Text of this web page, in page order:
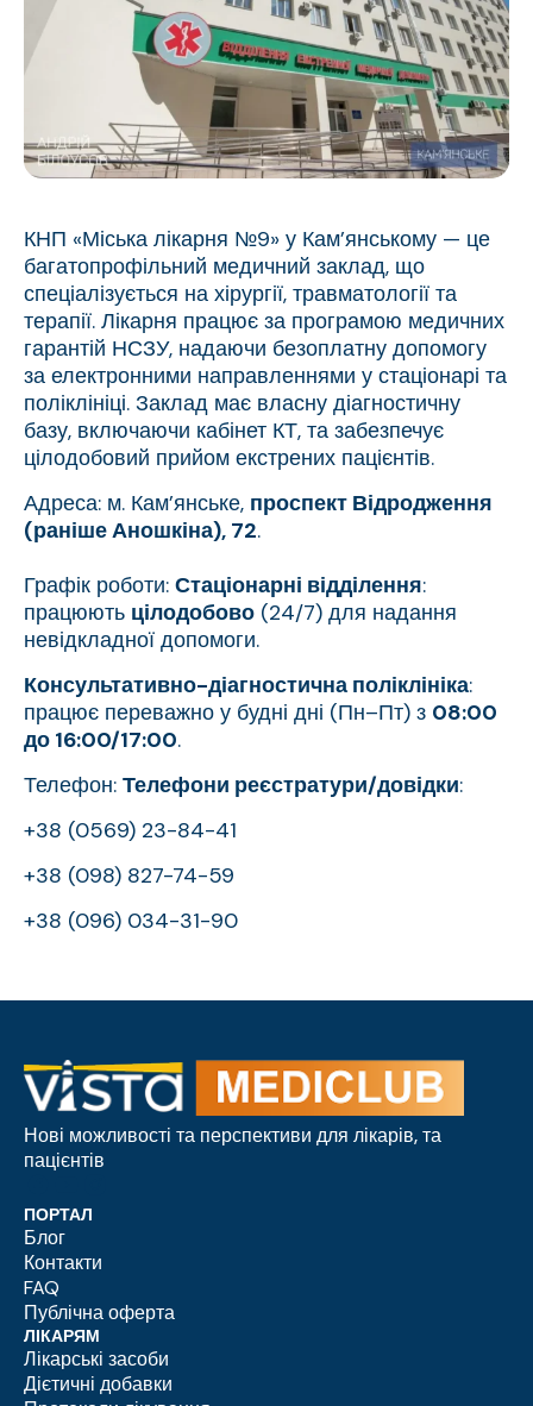
КНП «Міська лікарня №9» у Кам’янському — це
багатопрофільний медичний заклад, що
спеціалізується на хірургії, травматології та
терапії. Лікарня працює за програмою медичних
гарантій НСЗУ, надаючи безоплатну допомогу
за електронними направленнями у стаціонарі та
поліклініці. Заклад має власну діагностичну
базу, включаючи кабінет КТ, та забезпечує
цілодобовий прийом екстрених пацієнтів.
Адреса: м. Кам’янське, проспект Відродження
(раніше Аношкіна), 72.
Графік роботи: Стаціонарні відділення:
працюють цілодобово (24/7) для надання
невідкладної допомоги.
Консультативно-діагностична поліклініка:
працює переважно у будні дні (Пн–Пт) з 08:00
до 16:00/17:00.
Телефон: Телефони реєстратури/довідки:
+38 (0569) 23-84-41
+38 (098) 827-74-59
+38 (096) 034-31-90
Нові можливості та перспективи для лікарів, та
пацієнтів
ПОРТАЛ
Блог
Контакти
FAQ
Публічна оферта
ЛІКАРЯМ
Лікарські засоби
Дієтичні добавки